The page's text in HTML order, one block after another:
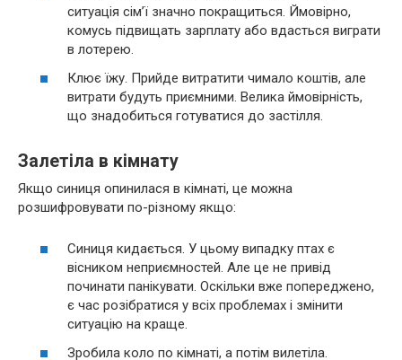
ситуація сім’ї значно покращиться. Ймовірно,
комусь підвищать зарплату або вдасться виграти
в лотерею.
Клює їжу. Прийде витратити чимало коштів, але
витрати будуть приємними. Велика ймовірність,
що знадобиться готуватися до застілля.
Залетіла в кімнату
Якщо синиця опинилася в кімнаті, це можна
розшифровувати по-різному якщо:
Синиця кидається. У цьому випадку птах є
вісником неприємностей. Але це не привід
починати панікувати. Оскільки вже попереджено,
є час розібратися у всіх проблемах і змінити
ситуацію на краще.
Зробила коло по кімнаті, а потім вилетіла.